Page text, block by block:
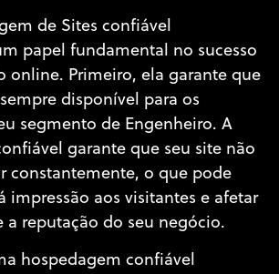
de Sites confiável
papel fundamental no sucesso
online. Primeiro, ela garante que
disponível para os
segmento de Engenheiro. A
garante que seu site não
constantemente, o que pode
impressão aos visitantes e afetar
a reputação do seu negócio.
hospedagem confiável